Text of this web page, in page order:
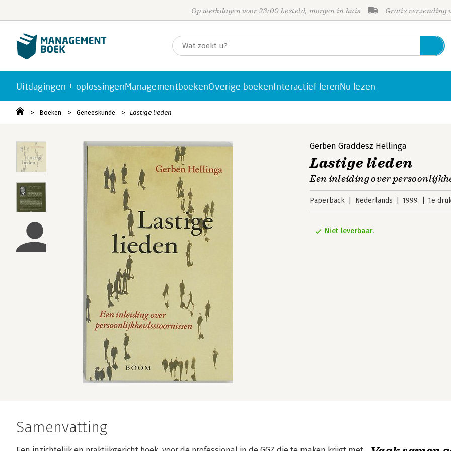
Op werkdagen voor 23:00 besteld, morgen in huis Gratis verzending
Uitdagingen + oplossingenManagementboekenOverige boekenInteractief lerenNu lezen
Boeken Geneeskunde Lastige lieden
Gerben Graddesz Hellinga
Lastige lieden
Een inleiding over
Paperback Nederlands 1999 1e
Niet leverbaar.
Samenvatting